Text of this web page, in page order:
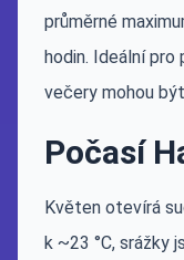
průměrné
hodin. Ideální pro
večery mohou
Počasí
Květen otevírá
k ~23 °C, srážky